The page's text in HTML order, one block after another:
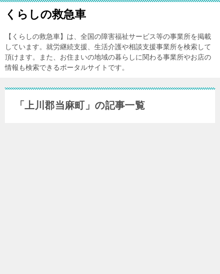
くらしの救急車
【くらしの救急車】は、全国の障害福祉サービス等の事業所を掲載
しています。就労継続支援、生活介護や相談支援事業所を検索して
頂けます。また、お住まいの地域の暮らしに関わる事業所やお店の
情報も検索できるポータルサイトです。
「上川郡当麻町」の記事一覧